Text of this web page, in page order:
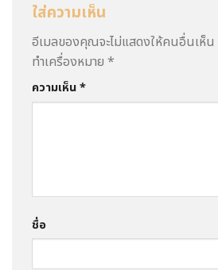
ใส่ความเห็น
อีเมลของคุณจะไม่แสดงให้คนอื่นเห็น
ทำเครื่องหมาย *
ความเห็น*
ชื่อ